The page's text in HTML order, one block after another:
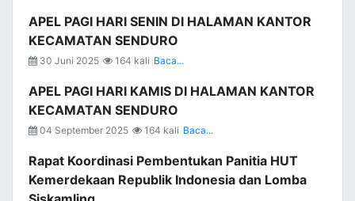
APEL PAGI HARI SENIN DI HALAMAN KANTOR
KECAMATAN SENDURO
30 Juni 2025 164 kali Baca...
APEL PAGI HARI KAMIS DI HALAMAN KANTOR
KECAMATAN SENDURO
04 September 2025 164 kali Baca...
Rapat Koordinasi Pembentukan Panitia HUT
Kemerdekaan Republik Indonesia dan Lomba